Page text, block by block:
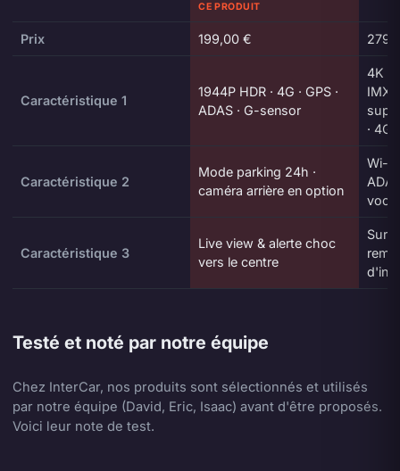
CE PRODUIT
Prix 199,00 €
Caractéristique 1
1944P HDR · 4G · GPS ·
ADAS · G-sensor
4K
· 4G
Caractéristique 2
Mode parking 24h ·
caméra arrière en option
Wi-Fi
Caractéristique 3
Live view & alerte choc
vers le centre
Testé et noté par notre équipe
Chez InterCar, nos produits sont sélectionnés et utilisés
par notre équipe (David, Eric, Isaac) avant d'être proposés.
Voici leur note de test.